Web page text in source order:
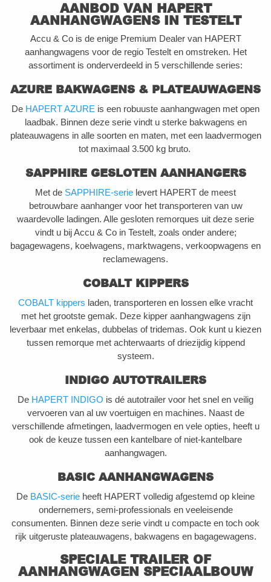
AANBOD VAN HAPERT
AANHANGWAGENS IN TESTELT
Accu & Co is de enige Premium Dealer van HAPERT
aanhangwagens voor de regio Testelt en omstreken. Het
assortiment is onderverdeeld in 5 verschillende series:
AZURE BAKWAGENS & PLATEAUWAGENS
De HAPERT AZURE is een robuuste aanhangwagen met open
laadbak. Binnen deze serie vindt u sterke bakwagens en
plateauwagens in alle soorten en maten, met een laadvermogen
tot maximaal 3.500 kg bruto.
SAPPHIRE GESLOTEN AANHANGERS
Met de SAPPHIRE-serie levert HAPERT de meest
betrouwbare aanhanger voor het transporteren van uw
waardevolle ladingen. Alle gesloten remorques uit deze serie
vindt u bij Accu & Co in Testelt, zoals onder andere;
bagagewagens, koelwagens, marktwagens, verkoopwagens en
reclamewagens.
COBALT KIPPERS
COBALT kippers laden, transporteren en lossen elke vracht
met het grootste gemak. Deze kipper aanhangwagens zijn
leverbaar met enkelas, dubbelas of tridemas. Ook kunt u kiezen
tussen remorque met achterwaarts of driezijdig kippend
systeem.
INDIGO AUTOTRAILERS
De HAPERT INDIGO is dé autotrailer voor het snel en veilig
vervoeren van al uw voertuigen en machines. Naast de
verschillende afmetingen, laadvermogen en vele opties, heeft u
ook de keuze tussen een kantelbare of niet-kantelbare
aanhangwagen.
BASIC AANHANGWAGENS
De BASIC-serie heeft HAPERT volledig afgestemd op kleine
ondernemers, semi-professionals en veeleisende
consumenten. Binnen deze serie vindt u compacte en toch ook
rijk uitgeruste plateauwagens, bakwagens en bagagewagens.
SPECIALE TRAILER OF
AANHANGWAGEN SPECIAALBOUW